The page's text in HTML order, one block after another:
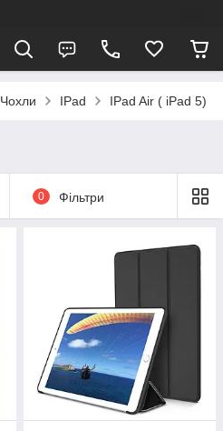
Чохли IPad IPad Air ( iPad 5)
0 Фільтри